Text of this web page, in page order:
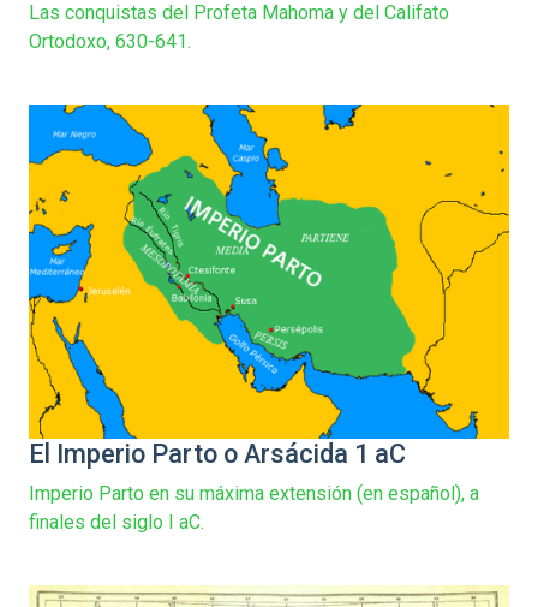
Las conquistas del Profeta Mahoma y del Califato
Ortodoxo, 630-641.
El Imperio Parto o Arsácida 1 aC
Imperio Parto en su máxima extensión (en español), a
finales del siglo I aC.